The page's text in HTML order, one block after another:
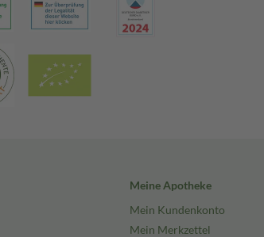
Meine Apotheke
Mein Kundenkonto
Mein Merkzettel